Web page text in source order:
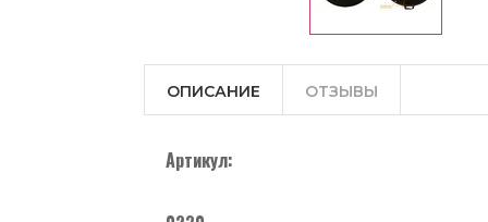
ОПИСАНИЕ ОТЗЫВЫ
Артикул: